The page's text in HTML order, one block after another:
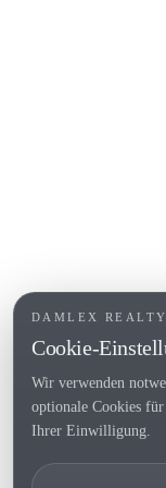
DAMLEX REALTY
Cookie-
Wir verwenden
optionale Cookies
Ihrer Einwilligung.
Neubau
Investitionsobjekte
Tel. (+34) 935 434 367